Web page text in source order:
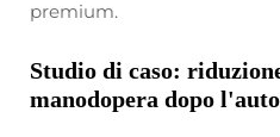
premium.
Studio di caso:
manodopera dopo